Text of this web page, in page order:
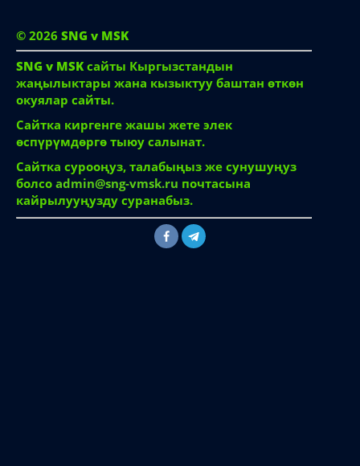
© 2026 SNG v MSK
SNG v MSK сайты Кыргызстандын
жаңылыктары жана кызыктуу баштан өткөн
окуялар сайты.
Сайтка киргенге жашы жете элек
өспүрүмдөргө тыюу салынат.
Сайтка сурооңуз, талабыңыз же сунушуңуз
болсо admin@sng-vmsk.ru почтасына
кайрылууңузду суранабыз.